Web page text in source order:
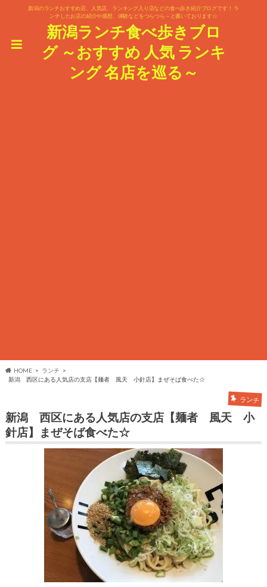
新潟のランチおすすめ店、人気店、ランキング入り店などの食べ歩き紹介ブログです！ ラ
ンチしたお店の紹介や感想、体験などをつらつら～と書いております☆
新潟ランチ食べ歩きブロ
グ ～おすすめ 人気 ランキ
ング 名店を巡る～
HOME
ランチ
新潟 西区にある人気店の支店【麺者 風天 小針店】まぜそば食べた☆
ランチ
新潟 西区にある人気店の支店【麺者 風天 小
針店】まぜそば食べた☆